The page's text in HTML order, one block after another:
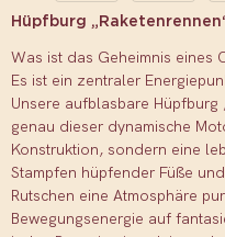
Hüpfburg
Was ist das Geheimnis eines
Es ist ein zentraler
Unsere aufblasbare Hüpfburg
genau dieser dynamische
Konstruktion, sondern eine
Stampfen hüpfender Füße
Rutschen eine Atmosphäre
Bewegungsenergie auf